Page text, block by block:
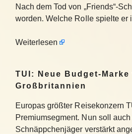
Nach dem Tod von „Friends“-
worden. Welche Rolle spielte er
Weiterlesen
TUI: Neue Budget-
Großbritannien
Europas größter Reisekonzern
Premiumsegment. Nun soll
Schnäppchenjäger verstärkt